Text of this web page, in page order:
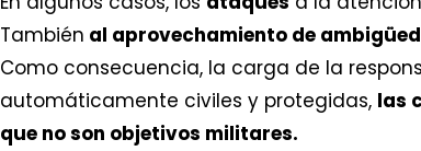
También al aprovechamiento de
Como consecuencia, la carga de la
automáticamente civiles y protegidas, las
que no son objetivos militares.